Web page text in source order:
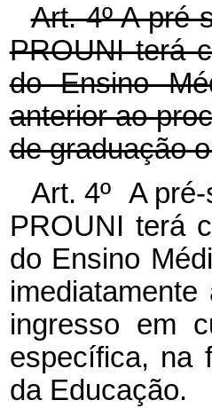
Art. 4º A
PROUNI terá
do Ensino
anterior ao
de graduação
Art. 4º A
PROUNI terá
do Ensino
ingresso em
específica, na
da Educação.